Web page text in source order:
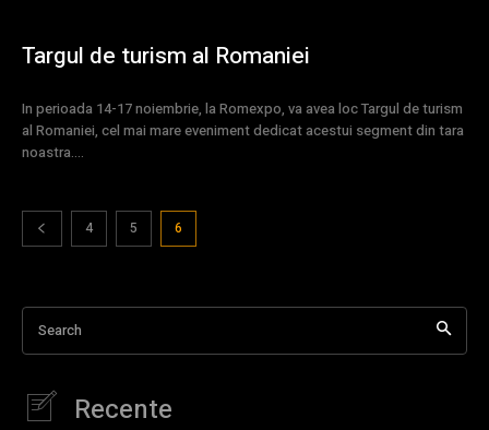
Targul de turism al Romaniei
In perioada 14-17 noiembrie, la Romexpo, va avea loc Targul de turism
al Romaniei, cel mai mare eveniment dedicat acestui segment din tara
noastra....
4 5 6
Search
Recente